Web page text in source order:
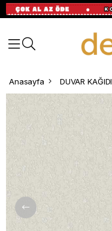
Anasayfa DUVAR KAĞIDI